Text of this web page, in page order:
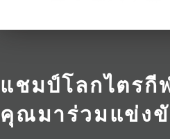
แชมป์โลกไตรกี
คุณมาร่วมแข่ง